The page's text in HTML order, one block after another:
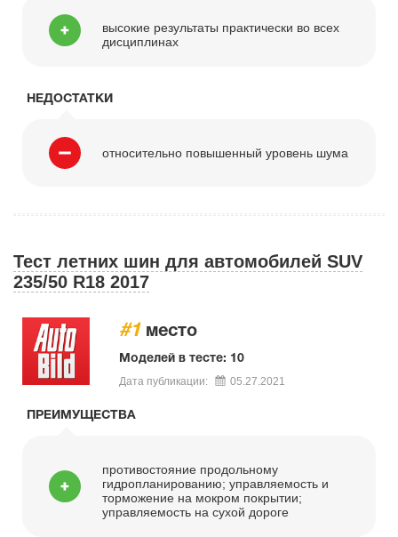
высокие результаты практически во всех
дисциплинах
НЕДОСТАТКИ
относительно повышенный уровень шума
Тест летних шин для автомобилей SUV
235/50 R18 2017
#1 место
Моделей в тесте: 10
Дата публикации: 05.27.2021
ПРЕИМУЩЕСТВА
противостояние продольному
гидропланированию; управляемость и
торможение на мокром покрытии;
управляемость на сухой дороге